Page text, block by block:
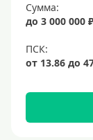
Онлайн на
Валюта
Сумма:
до 3 000 000 ₽